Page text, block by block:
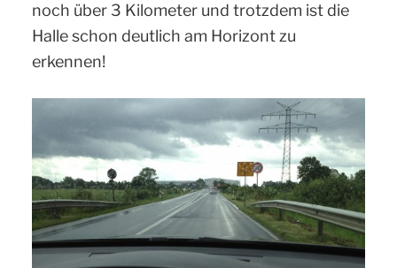
noch über 3 Kilometer und trotzdem ist die
Halle schon deutlich am Horizont zu
erkennen!